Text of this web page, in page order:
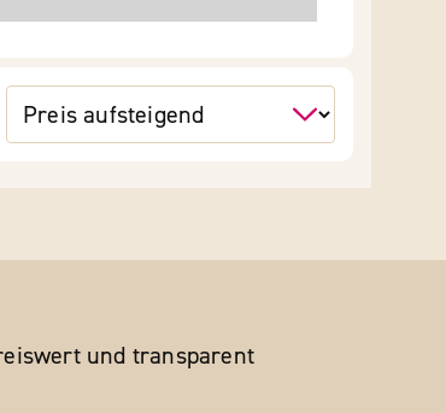
und transparent